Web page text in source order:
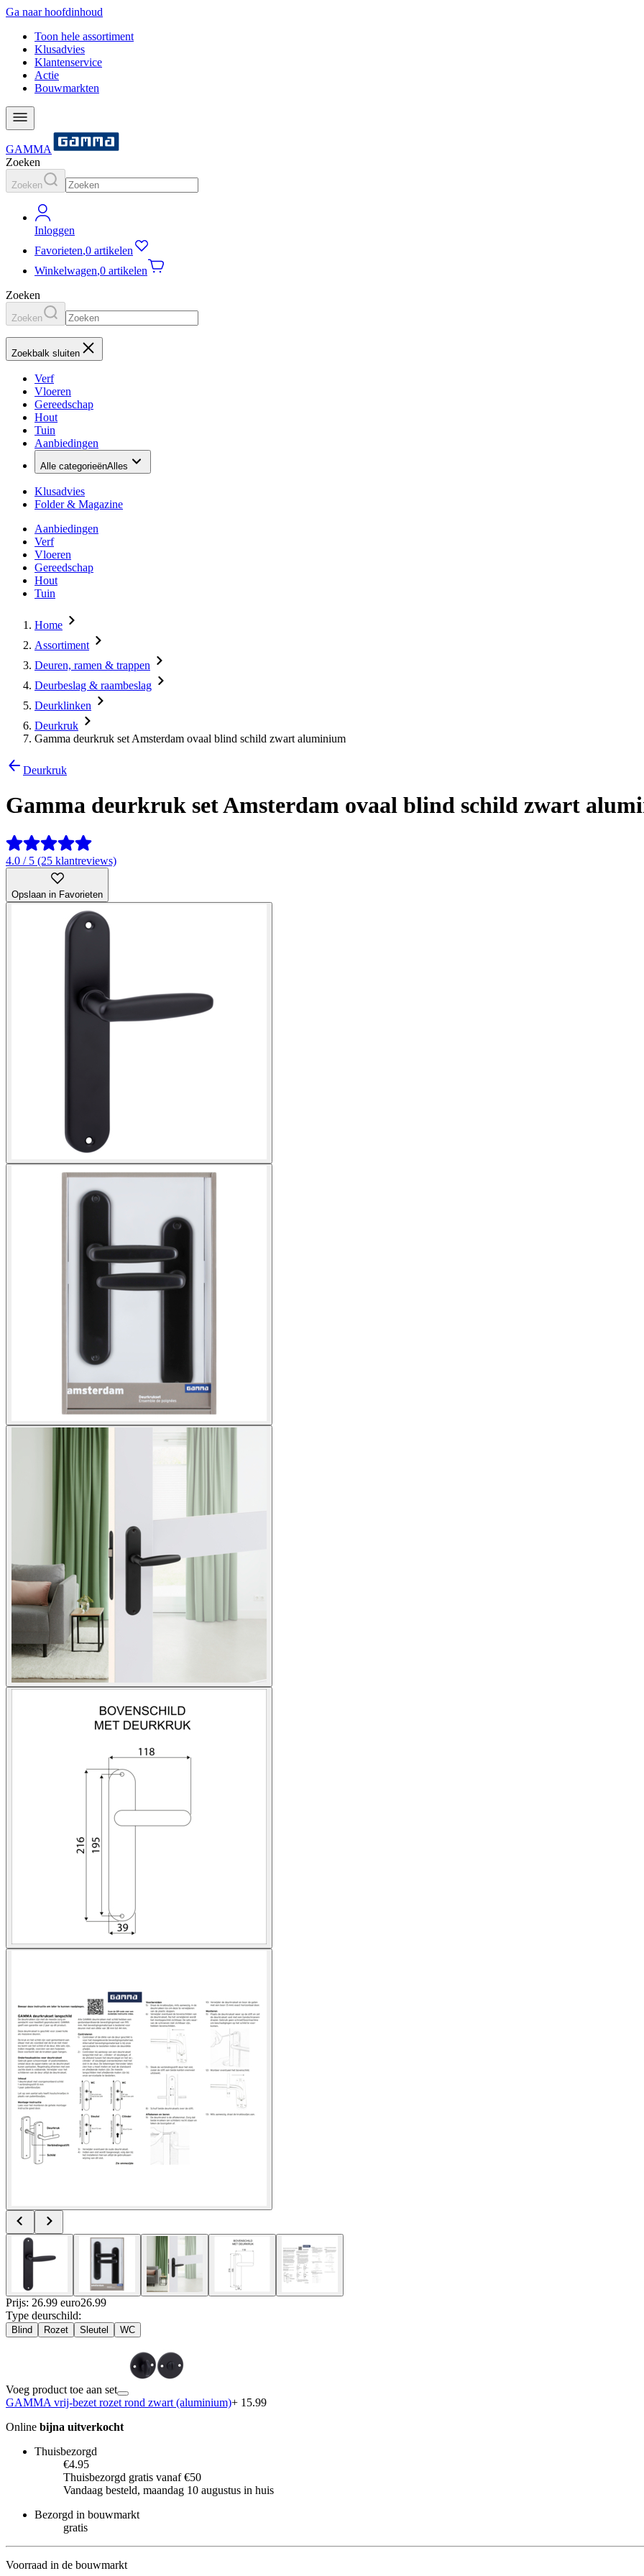
Ga naar hoofdinhoud
Toon hele assortiment
Klusadvies
Klantenservice
Actie
Bouwmarkten
GAMMA
Zoeken
Zoeken
Inloggen
Favorieten,0 artikelen
Winkelwagen,0 artikelen
Zoeken
Zoeken
Zoekbalk sluiten
Verf
Vloeren
Gereedschap
Hout
Tuin
Aanbiedingen
Alle categorieënAlles
Klusadvies
Folder & Magazine
Aanbiedingen
Verf
Vloeren
Gereedschap
Hout
Tuin
Home
Assortiment
Deuren, ramen & trappen
Deurbeslag & raambeslag
Deurklinken
Deurkruk
Gamma deurkruk set Amsterdam ovaal blind schild zwart aluminium
Deurkruk
Gamma deurkruk set Amsterdam ovaal blind schild zwart
4.0 / 5 (25 klantreviews)
Opslaan in Favorieten
Prijs: 26.99 euro26.99
Type deurschild:
Blind Rozet Sleutel WC
Voeg product toe aan set
GAMMA vrij-bezet rozet rond zwart (aluminium)+ 15.99
Online bijna uitverkocht
Thuisbezorgd
€4.95
Thuisbezorgd gratis vanaf €50
Vandaag besteld, maandag 10 augustus in huis
Bezorgd in bouwmarkt
gratis
Voorraad in de bouwmarkt